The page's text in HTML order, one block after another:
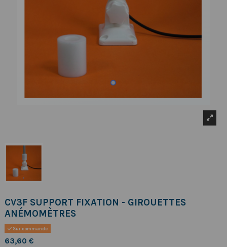
CV3F SUPPORT FIXATION - GIROUETTES
ANÉMOMÈTRES
Sur commande
63,60 €